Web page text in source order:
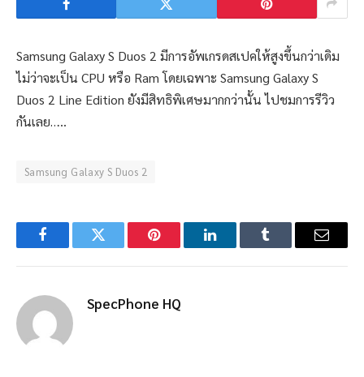
Samsung Galaxy S Duos 2 มีการอัพเกรดสเปคให้สูงขึ้นกว่าเดิม
ไม่ว่าจะเป็น CPU หรือ Ram โดยเฉพาะ Samsung Galaxy S
Duos 2 Line Edition ยังมีสิทธิพิเศษมากกว่านั้น ไปชมการรีวิว
กันเลย…..
Samsung Galaxy S Duos 2
FacebookTwitter Pinterest LinkedInTumblr Email
SpecPhone HQ